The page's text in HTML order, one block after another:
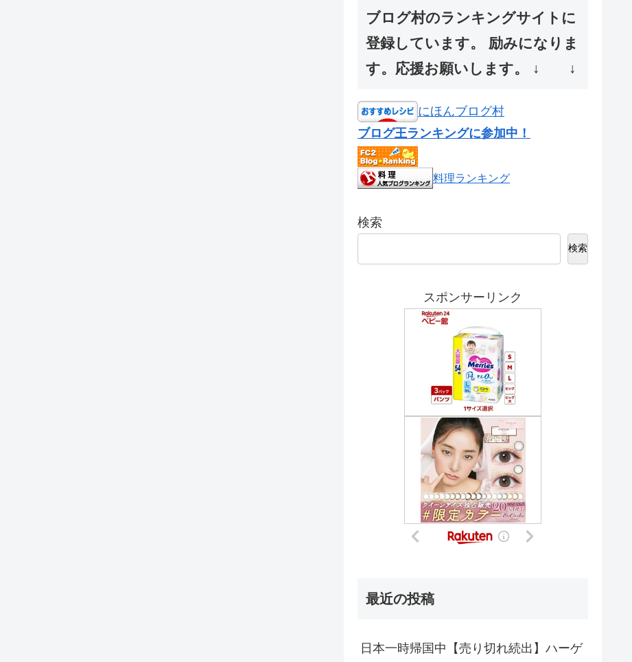
ブログ村のランキングサイトに
登録しています。 励みになりま
す。応援お願いします。 ↓ ↓
にほんブログ村
ブログ王ランキングに参加中！
料理ランキング
検索
検索
スポンサーリンク
最近の投稿
日本一時帰国中【売り切れ続出】ハーゲ